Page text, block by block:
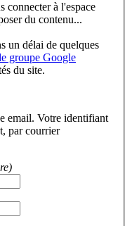
connecter à l'espace
du contenu...
un délai de quelques
groupe Google
du site.
email. Votre identifiant
par courrier